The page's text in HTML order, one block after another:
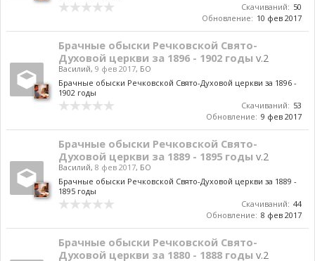
Скачиваний: 50
Обновление: 10 фев 2017
Брачные обыски Речковской Свято-
Духовой церкви за 1896 - 1902 годы v.2
Василий, 9 фев 2017, БО
Брачные обыски Речковской Свято-Духовой церкви за 1896 -
1902 годы
Скачиваний: 53
Обновление: 9 фев 2017
Брачные обыски Речковской Свято-
Духовой церкви за 1889 - 1895 годы v.2
Василий, 8 фев 2017, БО
Брачные обыски Речковской Свято-Духовой церкви за 1889 -
1895 годы
Скачиваний: 44
Обновление: 8 фев 2017
Брачные обыски Речковской Свято-
Духовой церкви за 1880 - 1888 годы v.2